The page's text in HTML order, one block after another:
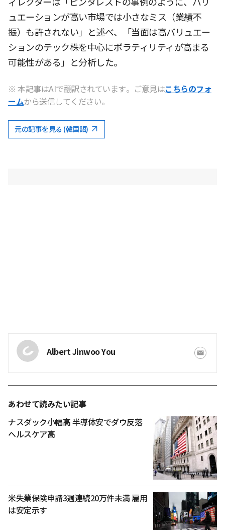
ュエーションが高い市場では小さなミス（業績不
振）も許されない」と述べ、「当面は高バリュエー
ションのテック株を中心にボラティリティが高まる
可能性がある」と分析した。
※ 本記事はAIで翻訳されています。ご意見はこちらのフォ
ームから送信してください。
元の記事を見る (韓国語)
Albert Jinwoo You
あわせて読みたい記事
ナスダック小幅高 半導体安でダウ反落
ヘルスケア高
米失業保険申請3週連続20万件未満 雇用
は安定示す